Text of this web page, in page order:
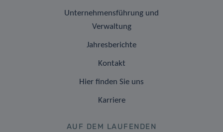
Unternehmensführung und
Verwaltung
Jahresberichte
Kontakt
Hier finden Sie uns
Karriere
AUF DEM LAUFENDEN